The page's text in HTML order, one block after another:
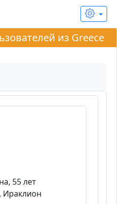
из Greece
55 лет
Ираклион